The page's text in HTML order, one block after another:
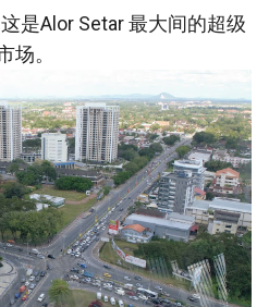
是Alor Setar 最大间的超级
场。